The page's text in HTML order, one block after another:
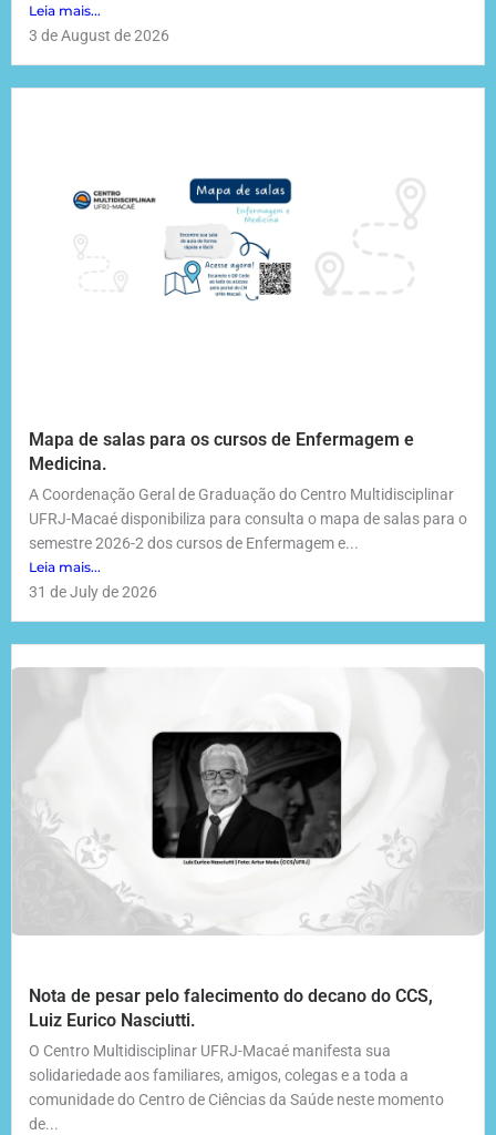
Leia mais...
3 de August de 2026
Mapa de salas para os cursos de Enfermagem e
Medicina.
A Coordenação Geral de Graduação do Centro Multidisciplinar
UFRJ-Macaé disponibiliza para consulta o mapa de salas para o
semestre 2026-2 dos cursos de Enfermagem e...
Leia mais...
31 de July de 2026
Nota de pesar pelo falecimento do decano do CCS,
Luiz Eurico Nasciutti.
O Centro Multidisciplinar UFRJ-Macaé manifesta sua
solidariedade aos familiares, amigos, colegas e a toda a
comunidade do Centro de Ciências da Saúde neste momento
de...